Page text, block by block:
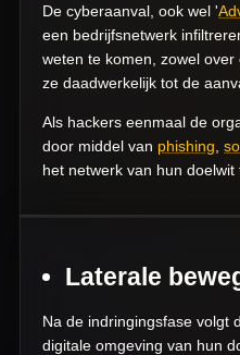
De cyberaanval, ook wel '
een bedrijfsnetwerk
weten te komen, zowel
ze daadwerkelijk tot de
Als hackers eenmaal de
door middel van phishing
het netwerk van hun
Laterale
Na de indringingsfase volgt
digitale omgeving van hun